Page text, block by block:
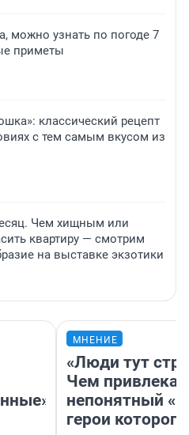
можно узнать по погоде 7
приметы
классический рецепт
с тем самым вкусом из
Чем хищным или
квартиру — смотрим
на выставке экзотики
МНЕНИЕ
«Люди тут
Чем
непонятный
герои которого